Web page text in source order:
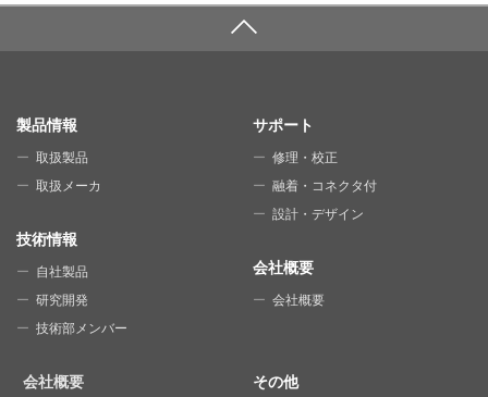
SITE MAP
製品情報
取扱製品
取扱メーカ
技術情報
自社製品
研究開発
技術部メンバー
サポート
修理・校正
融着・コネクタ付
設計・デザイン
会社概要
会社概要
会社概要 その他